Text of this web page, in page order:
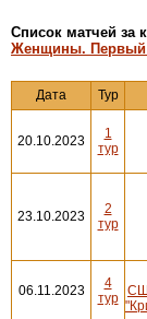
Cписок матчей за
Женщины. Первый
Дата Тур
20.10.2023
1
тур
23.10.2023
2
тур
06.11.2023
4
тур